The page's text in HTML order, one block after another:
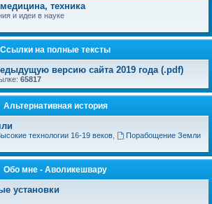
техника
и идеи в науке
Ссылки на полные тексты
версию сайта 2019 года (.pdf)
65817
Альтернативная история
технологии 16-19 веков,
Порабощение Земли
Обо мне - Аволикешвару
установки